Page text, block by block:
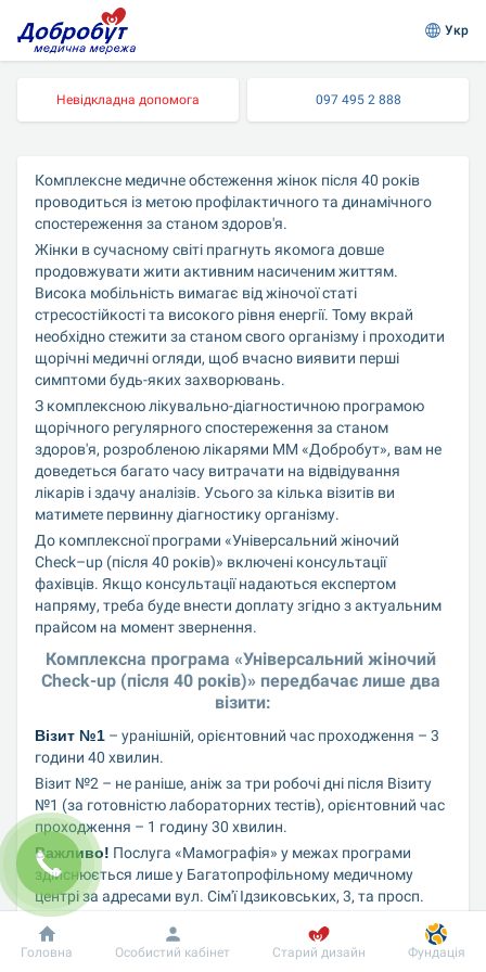
Укр
Невідкладна допомога 097 495 2 888
Комплексне медичне обстеження жінок після 40 років
проводиться із метою профілактичного та динамічного
спостереження за станом здоров'я.
Жінки в сучасному світі прагнуть якомога довше
продовжувати жити активним насиченим життям.
Висока мобільність вимагає від жіночої статі
стресостійкості та високого рівня енергії. Тому вкрай
необхідно стежити за станом свого організму і проходити
щорічні медичні огляди, щоб вчасно виявити перші
симптоми будь-яких захворювань.
З комплексною лікувально-діагностичною програмою
щорічного регулярного спостереження за станом
здоров'я, розробленою лікарями ММ «Добробут», вам не
доведеться багато часу витрачати на відвідування
лікарів і здачу аналізів. Усього за кілька візитів ви
матимете первинну діагностику організму.
До комплексної програми «Універсальний жіночий
Сheck–up (після 40 років)» включені консультації
фахівців. Якщо консультації надаються експертом
напряму, треба буде внести доплату згідно з актуальним
прайсом на момент звернення.
Комплексна програма «Універсальний жіночий
Сheck-up (після 40 років)» передбачає лише два
візити:
Візит №1 – уранішній, орієнтовний час проходження – 3
години 40 хвилин.
Візит №2 – не раніше, аніж за три робочі дні після Візиту
№1 (за готовністю лабораторних тестів), орієнтовний час
проходження – 1 годину 30 хвилин.
Важливо! Послуга «Мамографія» у межах програми
здійснюється лише у Багатопрофільному медичному
центрі за адресами вул. Сім'ї Ідзиковських, 3, та просп.
Миколи Бажана, 12-А.
Термін дії програми:
1 місяці від моменту оплати
Головна Особистий кабінет Старий дизайн Фундація